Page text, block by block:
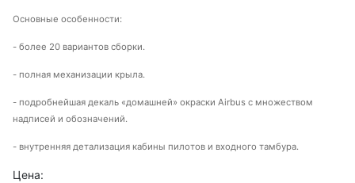
Основные особенности:
- более 20 вариантов сборки.
- полная механизации крыла.
- подробнейшая декаль «домашней» окраски Airbus с множеством
надписей и обозначений.
- внутренняя детализация кабины пилотов и входного тамбура.
Цена: